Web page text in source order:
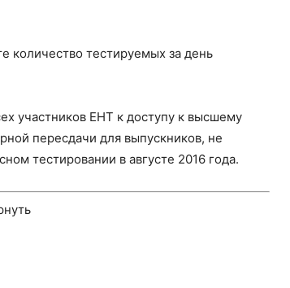
количество тестируемых за день
участников ЕНТ к доступу к высшему
пересдачи для выпускников, не
тестировании в августе 2016 года.